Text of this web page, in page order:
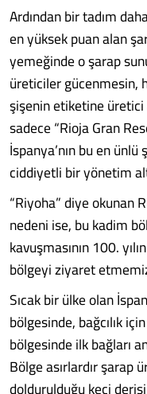
Ardından bir tadım
en yüksek puan alan
yemeğinde o şarap
üreticiler gücenmesin,
şişenin etiketine
sadece “Rioja Gran
İspanya’nın bu en
ciddiyetli bir yönetim
“Riyoha” diye okunan
nedeni ise, bu kadim
kavuşmasının 100.
bölgeyi ziyaret
Sıcak bir ülke olan
bölgesinde, bağcılık
bölgesinde ilk bağları
Bölge asırlardır şarap